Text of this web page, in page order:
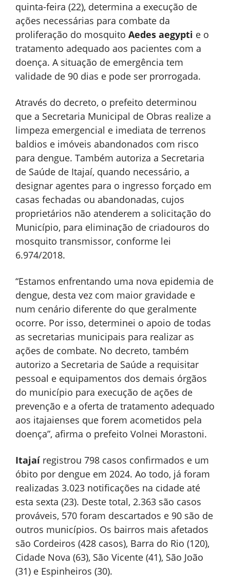
quinta-feira (22), determina a execução de
ações necessárias para combate da
proliferação do mosquito Aedes aegypti e o
tratamento adequado aos pacientes com a
doença. A situação de emergência tem
validade de 90 dias e pode ser prorrogada.
Através do decreto, o prefeito determinou
que a Secretaria Municipal de Obras realize a
limpeza emergencial e imediata de terrenos
baldios e imóveis abandonados com risco
para dengue. Também autoriza a Secretaria
de Saúde de Itajaí, quando necessário, a
designar agentes para o ingresso forçado em
casas fechadas ou abandonadas, cujos
proprietários não atenderem a solicitação do
Município, para eliminação de criadouros do
mosquito transmissor, conforme lei
6.974/2018.
“Estamos enfrentando uma nova epidemia de
dengue, desta vez com maior gravidade e
num cenário diferente do que geralmente
ocorre. Por isso, determinei o apoio de todas
as secretarias municipais para realizar as
ações de combate. No decreto, também
autorizo a Secretaria de Saúde a requisitar
pessoal e equipamentos dos demais órgãos
do município para execução de ações de
prevenção e a oferta de tratamento adequado
aos itajaienses que forem acometidos pela
doença”, afirma o prefeito Volnei Morastoni.
Itajaíregistrou 798 casos confirmados e um
óbito por dengue em 2024. Ao todo, já foram
realizadas 3.023 notificações na cidade até
esta sexta (23). Deste total, 2.363 são casos
prováveis, 570 foram descartados e 90 são de
outros municípios. Os bairros mais afetados
são Cordeiros (428 casos), Barra do Rio (120),
Cidade Nova (63), São Vicente (41), São João
(31) e Espinheiros (30).